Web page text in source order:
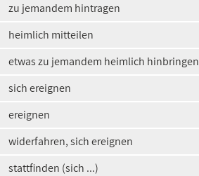
zu jemandem hintragen
heimlich mitteilen
etwas zu jemandem heimlich hinbringen
sich ereignen
ereignen
widerfahren, sich ereignen
stattfinden (sich ...)